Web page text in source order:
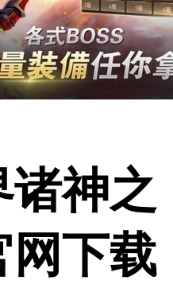
诸神之
网下载